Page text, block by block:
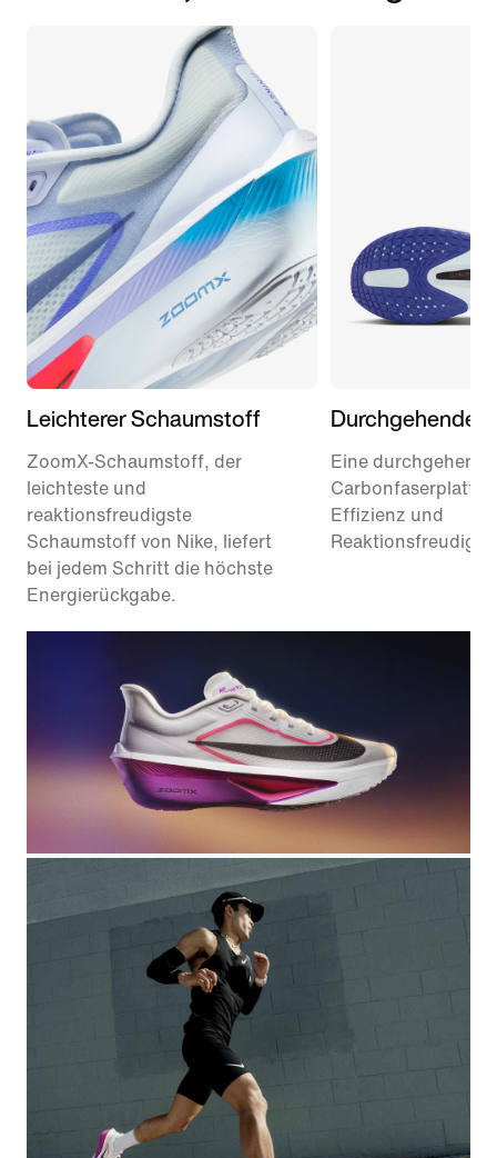
Leichterer Schaumstoff
ZoomX-Schaumstoff, der
leichteste und
reaktionsfreudigste
Schaumstoff von Nike, liefert
bei jedem Schritt die höchste
Energierückgabe.
Durchgehende
Eine durchgehende
Carbonfaserplatte
Effizienz und